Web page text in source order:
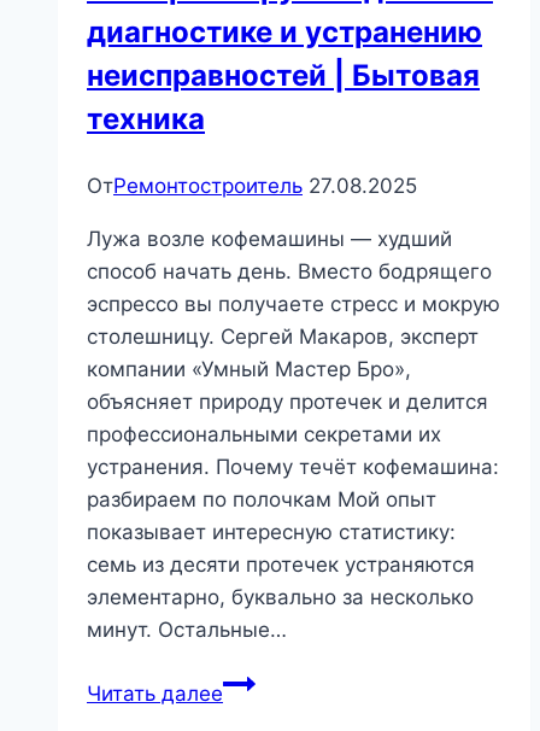
диагностике и устранению
неисправностей | Бытовая
техника
ОтРемонтостроитель 27.08.2025
Лужа возле кофемашины — худший
способ начать день. Вместо бодрящего
эспрессо вы получаете стресс и мокрую
столешницу. Сергей Макаров, эксперт
компании «Умный Мастер Бро»,
объясняет природу протечек и делится
профессиональными секретами их
устранения. Почему течёт кофемашина:
разбираем по полочкам Мой опыт
показывает интересную статистику:
семь из десяти протечек устраняются
элементарно, буквально за несколько
минут. Остальные…
Читать далееПротечки